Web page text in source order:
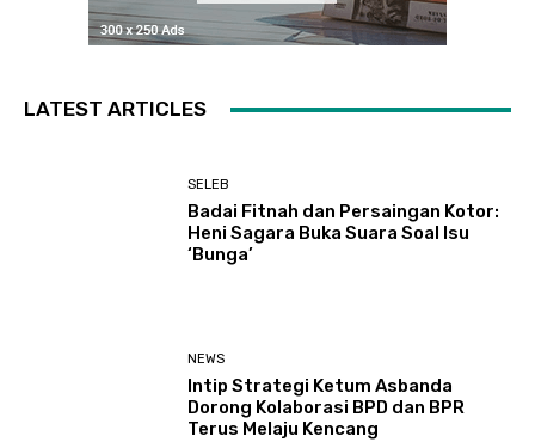
LATEST ARTICLES
SELEB
Badai Fitnah dan Persaingan Kotor:
Heni Sagara Buka Suara Soal Isu
‘Bunga’
NEWS
Intip Strategi Ketum Asbanda
Dorong Kolaborasi BPD dan BPR
Terus Melaju Kencang